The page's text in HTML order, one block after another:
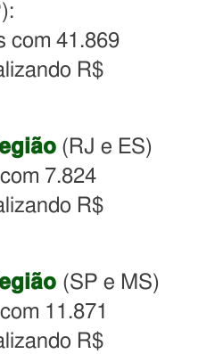
com 41.869
R$
(RJ e ES)
7.824
R$
(SP e MS)
11.871
R$